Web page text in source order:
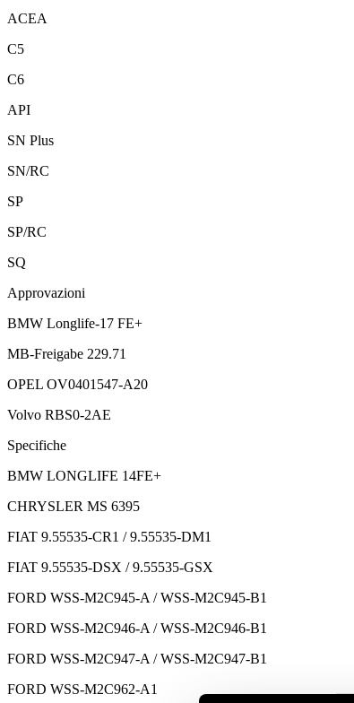
ACEA
C5
C6
API
SN Plus
SN/RC
SP
SP/RC
SQ
Approvazioni
BMW Longlife-17 FE+
MB-Freigabe 229.71
OPEL OV0401547-A20
Volvo RBS0-2AE
Specifiche
BMW LONGLIFE 14FE+
CHRYSLER MS 6395
FIAT 9.55535-CR1 / 9.55535-DM1
FIAT 9.55535-DSX / 9.55535-GSX
FORD WSS-M2C945-A / WSS-M2C945-B1
FORD WSS-M2C946-A / WSS-M2C946-B1
FORD WSS-M2C947-A / WSS-M2C947-B1
FORD WSS-M2C962-A1